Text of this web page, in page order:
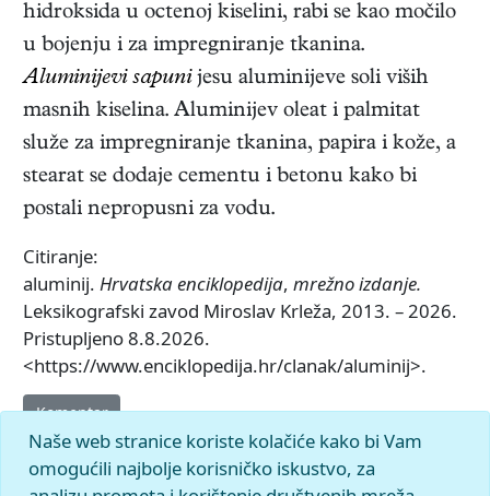
hidroksida u octenoj kiselini, rabi se kao močilo
u bojenju i za impregniranje tkanina.
Aluminijevi sapunijesu aluminijeve soli viših
masnih kiselina. Aluminijev oleat i palmitat
služe za impregniranje tkanina, papira i kože, a
stearat se dodaje cementu i betonu kako bi
postali nepropusni za vodu.
Citiranje:
aluminij. Hrvatska enciklopedija, mrežno izdanje.
Leksikografski zavod Miroslav Krleža, 2013. – 2026.
Pristupljeno 8.8.2026.
<https://www.enciklopedija.hr/clanak/aluminij>.
Komentar
Naše web stranice koriste kolačiće kako bi Vam
omogućili najbolje korisničko iskustvo, za